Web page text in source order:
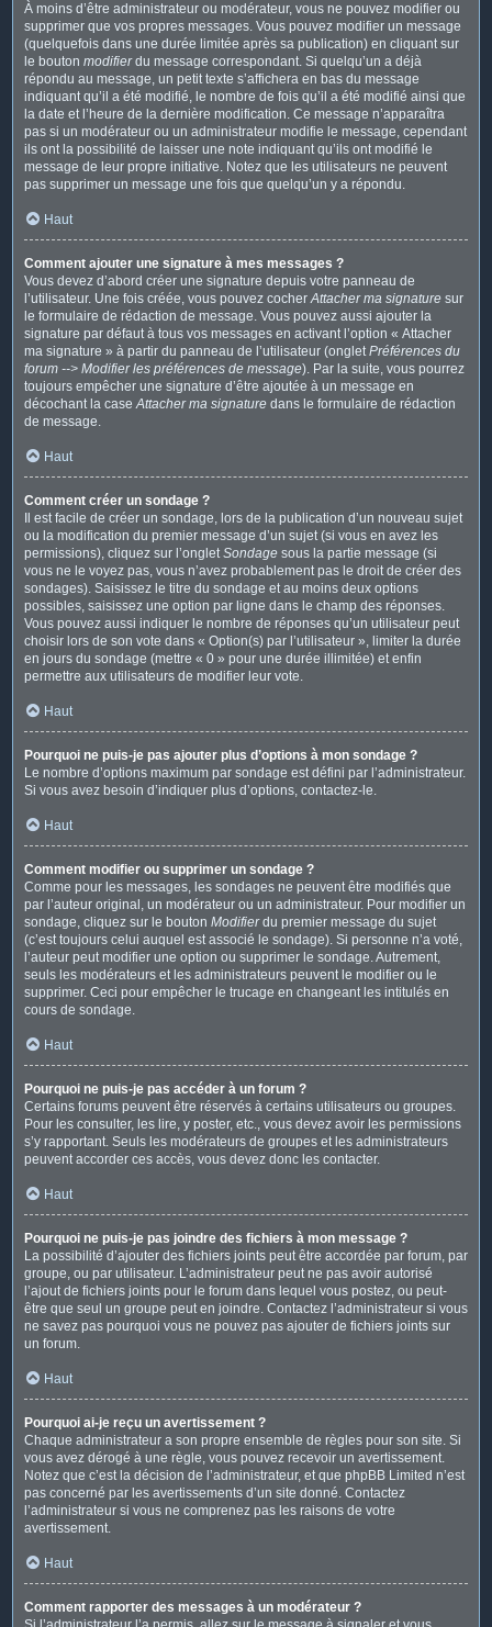
À moins d’être administrateur ou modérateur, vous ne pouvez modifier ou
supprimer que vos propres messages. Vous pouvez modifier un message
(quelquefois dans une durée limitée après sa publication) en cliquant sur
le bouton modifierdu message correspondant. Si quelqu’un a déjà
répondu au message, un petit texte s’affichera en bas du message
indiquant qu’il a été modifié, le nombre de fois qu’il a été modifié ainsi que
la date et l’heure de la dernière modification. Ce message n’apparaîtra
pas si un modérateur ou un administrateur modifie le message, cependant
ils ont la possibilité de laisser une note indiquant qu’ils ont modifié le
message de leur propre initiative. Notez que les utilisateurs ne peuvent
pas supprimer un message une fois que quelqu’un y a répondu.
Haut
Comment ajouter une signature à mes messages ?
Vous devez d’abord créer une signature depuis votre panneau de
l’utilisateur. Une fois créée, vous pouvez cocherAttacher ma signature sur
le formulaire de rédaction de message. Vous pouvez aussi ajouter la
signature par défaut à tous vos messages en activant l’option « Attacher
ma signature » à partir du panneau de l’utilisateur (ongletPréférences du
forum --> Modifier les préférences de message). Par la suite, vous pourrez
toujours empêcher une signature d’être ajoutée à un message en
décochant la caseAttacher ma signature dans le formulaire de rédaction
de message.
Haut
Comment créer un sondage ?
Il est facile de créer un sondage, lors de la publication d’un nouveau sujet
ou la modification du premier message d’un sujet (si vous en avez les
permissions), cliquez sur l’ongletSondage sous la partie message (si
vous ne le voyez pas, vous n’avez probablement pas le droit de créer des
sondages). Saisissez le titre du sondage et au moins deux options
possibles, saisissez une option par ligne dans le champ des réponses.
Vous pouvez aussi indiquer le nombre de réponses qu’un utilisateur peut
choisir lors de son vote dans « Option(s) par l’utilisateur », limiter la durée
en jours du sondage (mettre « 0 » pour une durée illimitée) et enfin
permettre aux utilisateurs de modifier leur vote.
Haut
Pourquoi ne puis-je pas ajouter plus d’options à mon sondage ?
Le nombre d’options maximum par sondage est défini par l’administrateur.
Si vous avez besoin d’indiquer plus d’options, contactez-le.
Haut
Comment modifier ou supprimer un sondage ?
Comme pour les messages, les sondages ne peuvent être modifiés que
par l’auteur original, un modérateur ou un administrateur. Pour modifier un
sondage, cliquez sur le bouton Modifierdu premier message du sujet
(c’est toujours celui auquel est associé le sondage). Si personne n’a voté,
l’auteur peut modifier une option ou supprimer le sondage. Autrement,
seuls les modérateurs et les administrateurs peuvent le modifier ou le
supprimer. Ceci pour empêcher le trucage en changeant les intitulés en
cours de sondage.
Haut
Pourquoi ne puis-je pas accéder à un forum ?
Certains forums peuvent être réservés à certains utilisateurs ou groupes.
Pour les consulter, les lire, y poster, etc., vous devez avoir les permissions
s’y rapportant. Seuls les modérateurs de groupes et les administrateurs
peuvent accorder ces accès, vous devez donc les contacter.
Haut
Pourquoi ne puis-je pas joindre des fichiers à mon message ?
La possibilité d’ajouter des fichiers joints peut être accordée par forum, par
groupe, ou par utilisateur. L’administrateur peut ne pas avoir autorisé
l’ajout de fichiers joints pour le forum dans lequel vous postez, ou peut-
être que seul un groupe peut en joindre. Contactez l’administrateur si vous
ne savez pas pourquoi vous ne pouvez pas ajouter de fichiers joints sur
un forum.
Haut
Pourquoi ai-je reçu un avertissement ?
Chaque administrateur a son propre ensemble de règles pour son site. Si
vous avez dérogé à une règle, vous pouvez recevoir un avertissement.
Notez que c’est la décision de l’administrateur, et que phpBB Limited n’est
pas concerné par les avertissements d’un site donné. Contactez
l’administrateur si vous ne comprenez pas les raisons de votre
avertissement.
Haut
Comment rapporter des messages à un modérateur ?